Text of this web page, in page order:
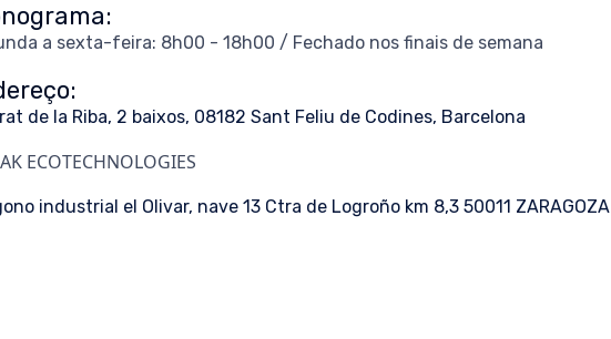
a sexta-feira: 8h00 - 18h00 / Fechado nos finais de semana
de la Riba, 2 baixos, 08182 Sant Feliu de Codines, Barcelona
ECOTECHNOLOGIES
industrial el Olivar, nave 13 Ctra de Logroño km 8,3 50011 ZARAGOZA